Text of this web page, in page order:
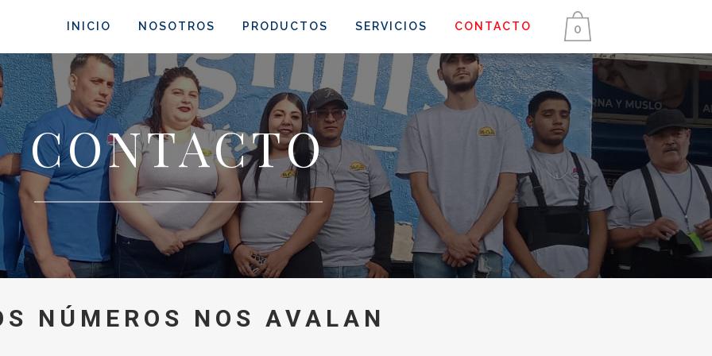
0
INICIO NOSOTROS PRODUCTOS SERVICIOS CONTACTO
CONTACTO
NÚMEROS NOS AVALAN